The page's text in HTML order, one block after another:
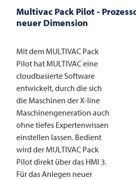
Multivac Pack Pilot -
neuer Dimension
Mit dem MULTIVAC Pack
Pilot hat MULTIVACeine
cloudbasierte Software
entwickelt, durch die sich
die Maschinen der X-line
Maschinengeneration auch
ohne tiefes Expertenwissen
einstellen lassen. Bedient
wird der MULTIVAC Pack
Pilot direkt über das HMI 3.
Für das Anlegen neuer